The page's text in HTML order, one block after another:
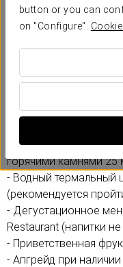
button or you can
on "Configure".
€ 160
Азиатский
Насладитесь лучшим
- Азиатский массаж
горячими камнями 25
- Водный термальный
(рекомендуется
- Дегустационное
Restaurant (напитки
- Приветственная
- Апгрейд при